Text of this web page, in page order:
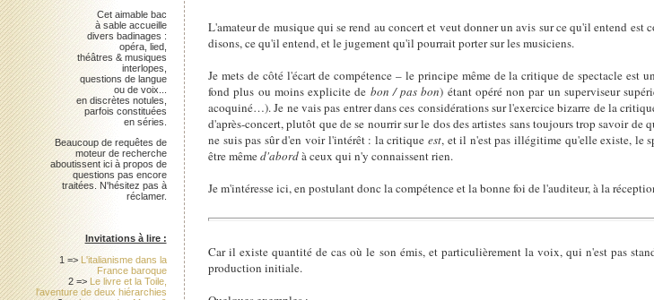
L'amateur de musique qui se rend au concert et veut donner un avis sur ce qu'il entend
disons, ce qu'il entend, et le jugement qu'il pourrait porter sur les musiciens.
Je mets de côté l'écart de compétence – le principe même de la critique de spectacle est
fond plus ou moins explicite de bon / pas bon) étant opéré non par un superviseur
acoquiné…). Je ne vais pas entrer dans ces considérations sur l'exercice bizarre de la
d'après-concert, plutôt que de se nourrir sur le dos des artistes sans toujours trop savoir
ne suis pas sûr d'en voir l'intérêt : la critiqueest, et il n'est pas illégitime qu'elle existe, le
être mêmed'abordà ceux qui n'y connaissent rien.
Je m'intéresse ici, en postulant donc la compétence et la bonne foi de l'auditeur, à la
Car il existe quantité de cas où le son émis, et particulièrement la voix, qui n'est pas
production initiale.
Cet aimable bac
à sable accueille
divers badinages :
opéra, lied,
théâtres & musiques
interlopes,
questions de langue
ou de voix...
en discrètes notules,
parfois constituées
en séries.
Beaucoup de requêtes de
moteur de recherche
aboutissent ici à propos de
questions pas encore
traitées. N'hésitez pas à
réclamer.
Invitations à lire :
1 => L'italianisme dans la
France baroque
2 => Le livre et la Toile,
l'aventure de deux hiérarchies